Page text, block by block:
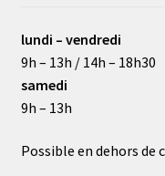
lundi – vendredi
9h – 13h / 14h – 18h30
samedi
9h – 13h
Possible en dehors de